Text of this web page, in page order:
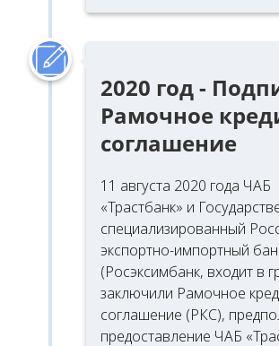
2020 год -
Рамочное
соглашение
11 августа 2020 года ЧАБ
«Трастбанк» и
специализированный
экспортно-импортный
(Росэксимбанк, входит в
заключили Рамочное
соглашение (РКС),
предоставление ЧАБ